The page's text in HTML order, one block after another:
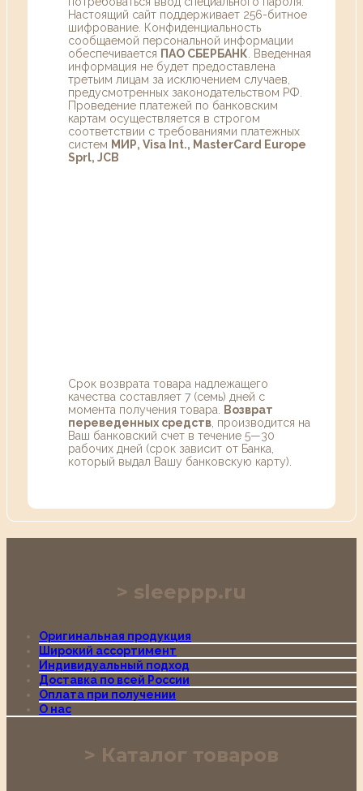
Настоящий сайт поддерживает 256-битное
шифрование. Конфиденциальность
сообщаемой персональной информации
обеспечивается ПАО СБЕРБАНК . Введенная
информация не будет предоставлена
третьим лицам за исключением случаев,
предусмотренных законодательством РФ.
Проведение платежей по банковским
картам осуществляется в строгом
соответствии с требованиями платежных
систем МИР, Visa Int., MasterCard Europe
Sprl, JCB
Срок возврата товара надлежащего
качества составляет 7 (семь) дней с
момента получения товара.
Возврат
переведенных средств , производится на
Ваш банковский счет в течение 5—30
рабочих дней (срок зависит от Банка,
который выдал Вашу банковскую карту).
sleeppp.ru
Оригинальная продукция
Широкий ассортимент
Индивидуальный подход
Доставка по всей России
Оплата при получении
О нас
Каталог товаров